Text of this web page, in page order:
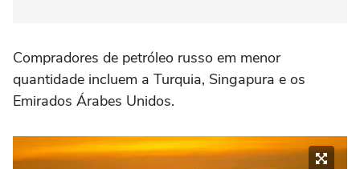
Compradores de petróleo russo em menor
quantidade incluem a Turquia, Singapura e os
Emirados Árabes Unidos.